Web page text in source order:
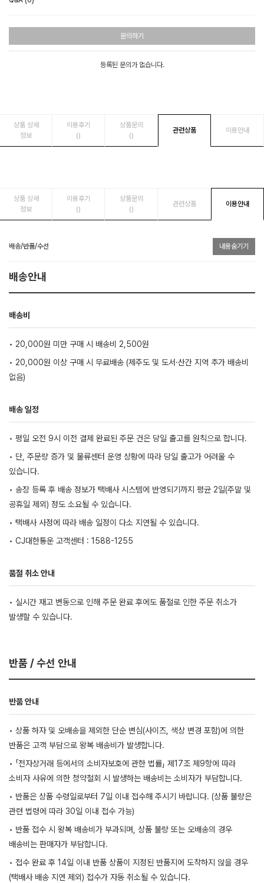
문의하기
등록된 문의가 없습니다.
상품 상세
정보
이용후기
()
상품문의
()
관련상품 이용안내
상품 상세
정보
이용후기
()
상품문의
()
관련상품 이용안내
배송/반품/수선 내용숨기기
배송안내
배송비
• 20,000원 미만 구매 시 배송비 2,500원
• 20,000원 이상 구매 시 무료배송 (제주도 및 도서·산간 지역 추가 배송비
없음)
배송 일정
• 평일 오전 9시 이전 결제 완료된 주문 건은 당일 출고를 원칙으로 합니다.
• 단, 주문량 증가 및 물류센터 운영 상황에 따라 당일 출고가 어려울 수
있습니다.
• 송장 등록 후 배송 정보가 택배사 시스템에 반영되기까지 평균 2일(주말 및
공휴일 제외) 정도 소요될 수 있습니다.
• 택배사 사정에 따라 배송 일정이 다소 지연될 수 있습니다.
• CJ대한통운 고객센터 : 1588-1255
품절 취소 안내
• 실시간 재고 변동으로 인해 주문 완료 후에도 품절로 인한 주문 취소가
발생할 수 있습니다.
반품 / 수선 안내
반품 안내
• 상품 하자 및 오배송을 제외한 단순 변심(사이즈, 색상 변경 포함)에 의한
반품은 고객 부담으로 왕복 배송비가 발생합니다.
• 「전자상거래 등에서의 소비자보호에 관한 법률」 제17조 제9항에 따라
소비자 사유에 의한 청약철회 시 발생하는 배송비는 소비자가 부담합니다.
• 반품은 상품 수령일로부터 7일 이내 접수해 주시기 바랍니다. (상품 불량은
관련 법령에 따라 30일 이내 접수 가능)
• 반품 접수 시 왕복 배송비가 부과되며, 상품 불량 또는 오배송의 경우
배송비는 판매자가 부담합니다.
• 접수 완료 후 14일 이내 반품 상품이 지정된 반품지에 도착하지 않을 경우
(택배사 배송 지연 제외) 접수가 자동 취소될 수 있습니다.